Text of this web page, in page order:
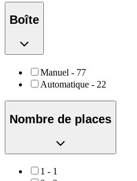
Boîte
Manuel - 77
Automatique - 22
Nombre de places
1 - 1